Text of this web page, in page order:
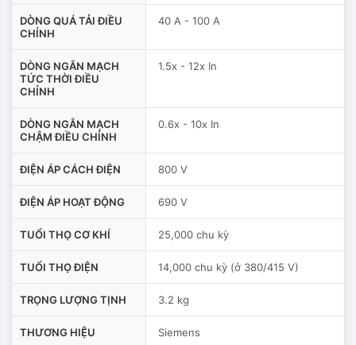
DÒNG QUÁ TẢI ĐIỀU
CHỈNH
40 A - 100 A
DÒNG NGẮN MẠCH
TỨC THỜI ĐIỀU
CHỈNH
1.5x - 12x In
DÒNG NGẮN MẠCH
CHẬM ĐIỀU CHỈNH
0.6x - 10x In
ĐIỆN ÁP CÁCH ĐIỆN 800 V
ĐIỆN ÁP HOẠT ĐỘNG 690 V
TUỔI THỌ CƠ KHÍ 25,000 chu kỳ
TUỔI THỌ ĐIỆN 14,000 chu kỳ (ở 380/415 V)
TRỌNG LƯỢNG TỊNH 3.2 kg
THƯƠNG HIỆU Siemens